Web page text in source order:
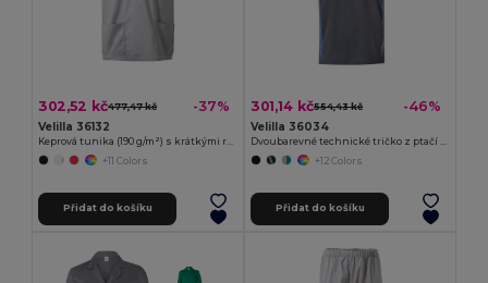
302,52 kč477,47 kč -37%
Velilla 36132
+11 Colors
Přidat do košíku
301,14 kč554,43 kč -46%
Velilla 36034
+12 Colors
Přidat do košíku